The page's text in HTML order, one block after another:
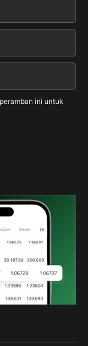
ini untuk